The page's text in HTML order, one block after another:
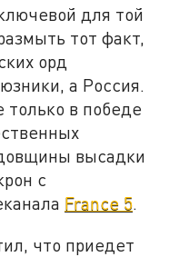
для той
тот факт,
орд
а Россия.
только в победе
высадки
с
France 5.
что приедет